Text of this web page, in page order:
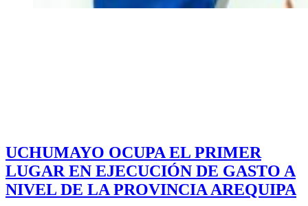
UCHUMAYO OCUPA EL PRIMER
LUGAR EN EJECUCIÓN DE GASTO A
NIVEL DE LA PROVINCIA AREQUIPA